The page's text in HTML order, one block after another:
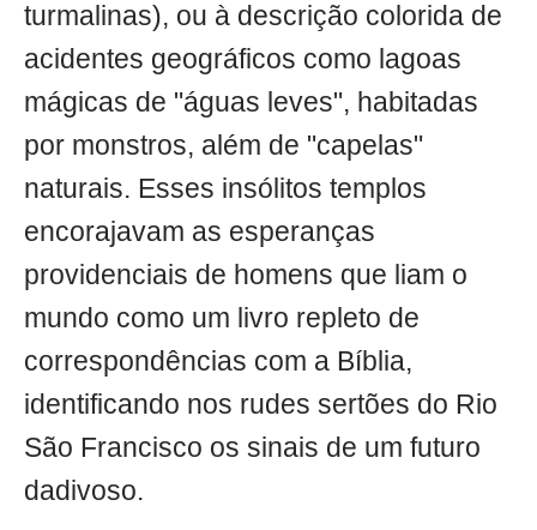
turmalinas), ou à descrição colorida de
acidentes geográficos como lagoas
mágicas de "águas leves", habitadas
por monstros, além de "capelas"
naturais. Esses insólitos templos
encorajavam as esperanças
providenciais de homens que liam o
mundo como um livro repleto de
correspondências com a Bíblia,
identificando nos rudes sertões do Rio
São Francisco os sinais de um futuro
dadivoso.